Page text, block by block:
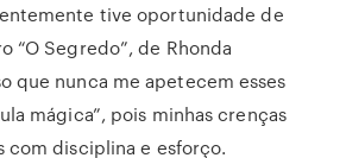
tive oportunidade de
“O Segredo”, de Rhonda
que nunca me apetecem esses
mágica”, pois minhas crenças
com disciplina e esforço.